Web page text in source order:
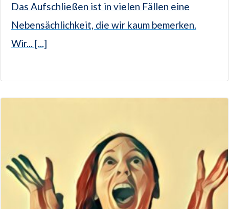
Das Aufschließen ist in vielen Fällen eine
Nebensächlichkeit, die wir kaum bemerken.
Wir... [...]